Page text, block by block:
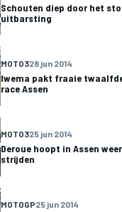
Schouten diep door het
uitbarsting
MOTO328 jun 2014
Iwema pakt fraaie
race Assen
MOTO325 jun 2014
Deroue hoopt in Assen
strijden
MOTOGP25 jun 2014